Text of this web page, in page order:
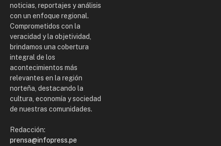
noticias, reportajes y análisis
con un enfoque regional.
Comprometidos con la
veracidad y la objetividad,
brindamos una cobertura
integral de los
acontecimientos más
relevantes en la región
norteña, destacando la
cultura, economía y sociedad
de nuestras comunidades.
Redacción:
prensa@infopress.pe